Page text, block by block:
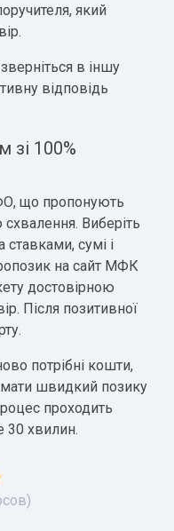
який
в іншу
відповідь
100%
що пропонують
Виберіть
ставками, сумі і
на сайт МФК
достовірною
Після позитивної
потрібні кошти,
швидкий позику
проходить
30 хвилин.